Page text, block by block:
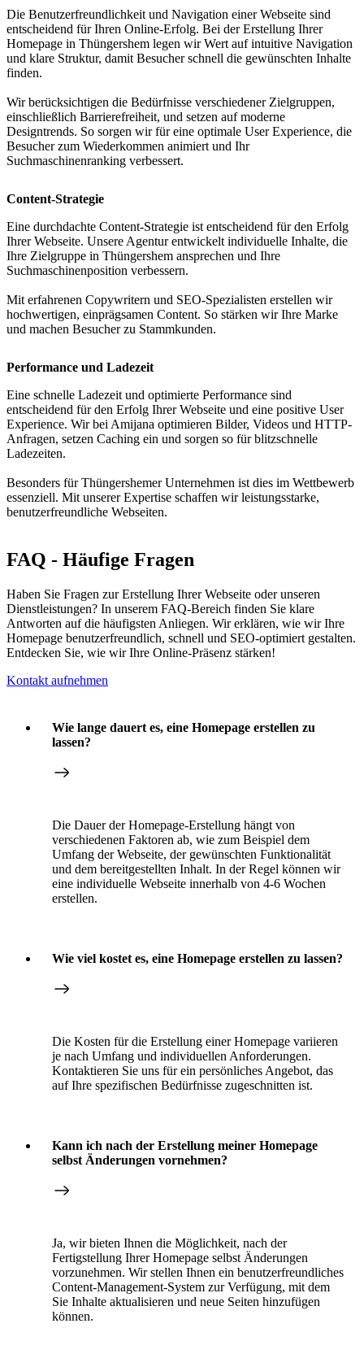
Die Benutzerfreundlichkeit und Navigation einer Webseite sind
entscheidend für Ihren Online-Erfolg. Bei der Erstellung Ihrer
Homepage in Thüngershem legen wir Wert auf intuitive Navigation
und klare Struktur, damit Besucher schnell die gewünschten Inhalte
finden.
Wir berücksichtigen die Bedürfnisse verschiedener Zielgruppen,
einschließlich Barrierefreiheit, und setzen auf moderne
Designtrends. So sorgen wir für eine optimale User Experience, die
Besucher zum Wiederkommen animiert und Ihr
Suchmaschinenranking verbessert.
Content-Strategie
Eine durchdachte Content-Strategie ist entscheidend für den Erfolg
Ihrer Webseite. Unsere Agentur entwickelt individuelle Inhalte, die
Ihre Zielgruppe in Thüngershem ansprechen und Ihre
Suchmaschinenposition verbessern.
Mit erfahrenen Copywritern und SEO-Spezialisten erstellen wir
hochwertigen, einprägsamen Content. So stärken wir Ihre Marke
und machen Besucher zu Stammkunden.
Performance und Ladezeit
Eine schnelle Ladezeit und optimierte Performance sind
entscheidend für den Erfolg Ihrer Webseite und eine positive User
Experience. Wir bei Amijana optimieren Bilder, Videos und HTTP-
Anfragen, setzen Caching ein und sorgen so für blitzschnelle
Ladezeiten.
Besonders für Thüngershemer Unternehmen ist dies im Wettbewerb
essenziell. Mit unserer Expertise schaffen wir leistungsstarke,
benutzerfreundliche Webseiten.
FAQ - Häufige Fragen
Haben Sie Fragen zur Erstellung Ihrer Webseite oder unseren
Dienstleistungen? In unserem FAQ-Bereich finden Sie klare
Antworten auf die häufigsten Anliegen. Wir erklären, wie wir Ihre
Homepage benutzerfreundlich, schnell und SEO-optimiert gestalten.
Entdecken Sie, wie wir Ihre Online-Präsenz stärken!
Kontakt aufnehmen
Wie lange dauert es, eine Homepage erstellen zu
lassen?
Die Dauer der Homepage-Erstellung hängt von
verschiedenen Faktoren ab, wie zum Beispiel dem
Umfang der Webseite, der gewünschten Funktionalität
und dem bereitgestellten Inhalt. In der Regel können wir
eine individuelle Webseite innerhalb von 4-6 Wochen
erstellen.
Wie viel kostet es, eine Homepage erstellen zu lassen?
Die Kosten für die Erstellung einer Homepage variieren
je nach Umfang und individuellen Anforderungen.
Kontaktieren Sie uns für ein persönliches Angebot, das
auf Ihre spezifischen Bedürfnisse zugeschnitten ist.
Kann ich nach der Erstellung meiner Homepage
selbst Änderungen vornehmen?
Ja, wir bieten Ihnen die Möglichkeit, nach der
Fertigstellung Ihrer Homepage selbst Änderungen
vorzunehmen. Wir stellen Ihnen ein benutzerfreundliches
Content-Management-System zur Verfügung, mit dem
Sie Inhalte aktualisieren und neue Seiten hinzufügen
können.